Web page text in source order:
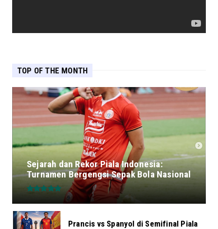
TOP OF THE MONTH
Sejarah dan Rekor Piala Indonesia:
Turnamen Bergengsi Sepak Bola Nasional
Prancis vs Spanyol di Semifinal Piala